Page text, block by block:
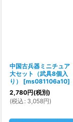
中国古兵器ミニチュア
大セット（武具8個入
り）
[ms081106a10]
2,780円(税別)
(税込 : 3,058円)